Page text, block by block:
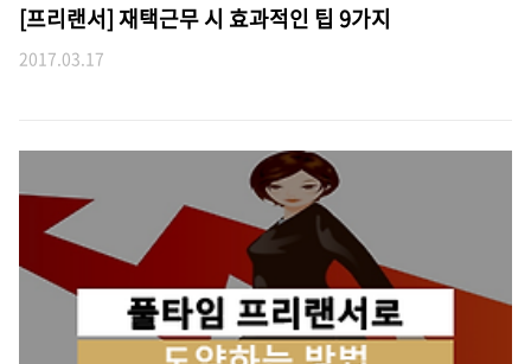
[프리랜서] 재택근무 시 효과적인 팁 9가지
2017.03.17